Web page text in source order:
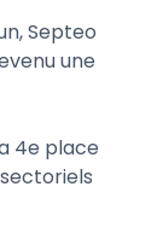
Septeo
une
4e place